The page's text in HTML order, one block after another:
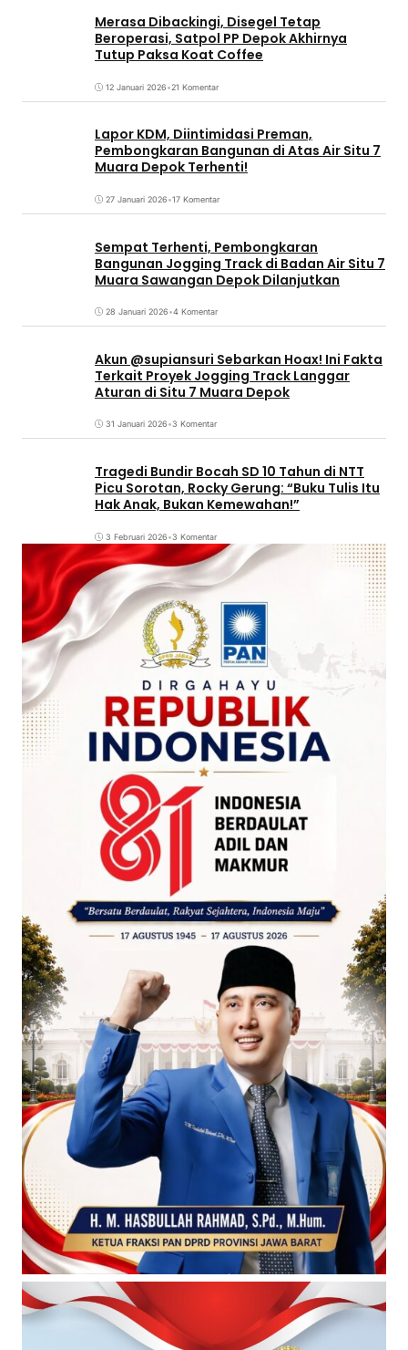
Merasa Dibackingi, Disegel Tetap
Beroperasi, Satpol PP Depok Akhirnya
Tutup Paksa Koat Coffee
12 Januari 2026•21 Komentar
Lapor KDM, Diintimidasi Preman,
Pembongkaran Bangunan di Atas Air Situ 7
Muara Depok Terhenti!
27 Januari 2026•17 Komentar
Sempat Terhenti, Pembongkaran
Bangunan Jogging Track di Badan Air Situ 7
Muara Sawangan Depok Dilanjutkan
28 Januari 2026•4 Komentar
Akun @supiansuri Sebarkan Hoax! Ini Fakta
Terkait Proyek Jogging Track Langgar
Aturan di Situ 7 Muara Depok
31 Januari 2026•3 Komentar
Tragedi Bundir Bocah SD 10 Tahun di NTT
Picu Sorotan, Rocky Gerung: “Buku Tulis Itu
Hak Anak, Bukan Kemewahan!”
3 Februari 2026•3 Komentar